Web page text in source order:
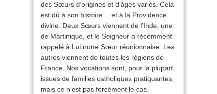
des Sœurs d’origines et d’âges variés. Cela
est dû à son histoire… et à la Providence
divine. Deux Sœurs viennent de l’Inde, une
de Martinique, et le Seigneur a récemment
rappelé à Lui notre Sœur réunionnaise. Les
autres viennent de toutes les régions de
France. Nos vocations sont, pour la plupart,
issues de familles catholiques pratiquantes,
mais ce n’est pas forcément le cas.